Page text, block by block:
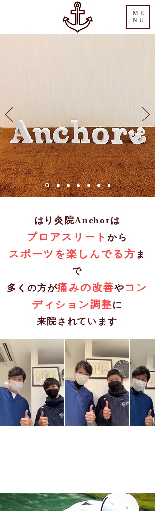
ME
NU
はり灸院Anchorは​
プロアスリートから
スポーツを楽しんでる方 ま
で
多くの方が痛みの改善や コン
ディション調整に
来院されています